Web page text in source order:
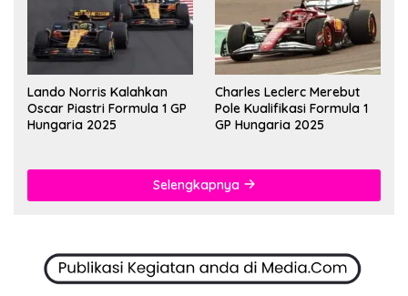
Lando Norris Kalahkan
Oscar Piastri Formula 1 GP
Hungaria 2025
Charles Leclerc Merebut
Pole Kualifikasi Formula 1
GP Hungaria 2025
Selengkapnya